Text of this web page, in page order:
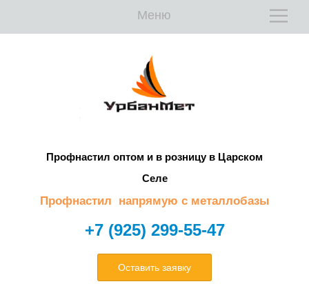
Меню
Е
Профнастил оптом и в розницу в Царском
Селе
Профнастил напрямую с металлобазы
+7 (925) 299-55-47
Оставить заявку
Е